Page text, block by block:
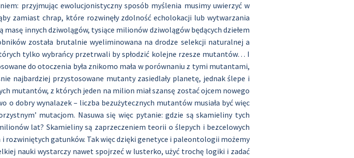
przyjmując ewolucjonistyczny sposób myślenia musimy uwierzyć w
zamiast chrap, które rozwinęły zdolność echolokacji lub wytwarzania
innych dziwolągów, tysiące milionów dziwolągów będących dziełem
została brutalnie wyeliminowana na drodze selekcji naturalnej a
tylko wybrańcy przetrwali by spłodzić kolejne rzesze mutantów… I
do otoczenia była znikomo mała w porównaniu z tymi mutantami,
najbardziej przystosowane mutanty zasiedlały planetę, jednak ślepe i
mutantów, z których jeden na milion miał szansę zostać ojcem nowego
o dobry wynalazek – liczba bezużytecznych mutantów musiała być więc
mutacjom. Nasuwa się więc pytanie: gdzie są skamieliny tych
lat? Skamieliny są zaprzeczeniem teorii o ślepych i bezcelowych
rozwiniętych gatunków. Tak więc dzięki genetyce i paleontologii możemy
nauki wystarczy nawet spojrzeć w lusterko, użyć trochę logiki i zadać